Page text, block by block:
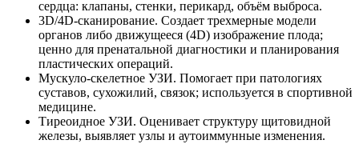
сердца: клапаны, стенки, перикард, объём выброса.
3D/4D-сканирование. Создает трехмерные модели
органов либо движущееся (4D) изображение плода;
ценно для пренатальной диагностики и планирования
пластических операций.
Мускуло-скелетное УЗИ. Помогает при патологиях
суставов, сухожилий, связок; используется в спортивной
медицине.
Тиреоидное УЗИ. Оценивает структуру щитовидной
железы, выявляет узлы и аутоиммунные изменения.